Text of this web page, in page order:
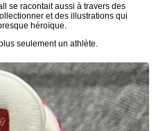
se racontait aussi à travers des
et des illustrations qui
héroïque.
seulement un athlète.